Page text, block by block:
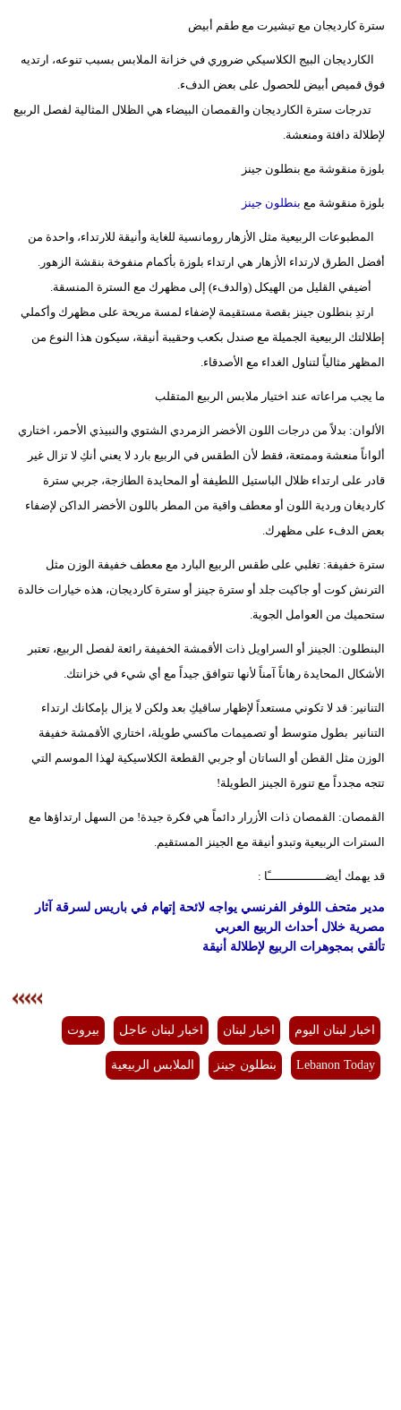
سترة كارديجان مع تيشيرت مع طقم أبيض
الكارديجان البيج الكلاسيكي ضروري في خزانة الملابس بسبب تنوعه، ارتديه
فوق قميص أبيض للحصول على بعض الدفء.
تدرجات سترة الكارديجان والقمصان البيضاء هي الظلال المثالية لفصل الربيع
لإطلالة دافئة ومنعشة.
بلوزة منقوشة مع بنطلون جينز
بلوزة منقوشة مع بنطلون جينز
المطبوعات الربيعية مثل الأزهار رومانسية للغاية وأنيقة للارتداء، واحدة من
أفضل الطرق لارتداء الأزهار هي ارتداء بلوزة بأكمام منفوخة بنقشة الزهور.
أضيفي القليل من الهيكل (والدفء) إلى مظهرك مع السترة المنسقة.
ارتدِ بنطلون جينز بقصة مستقيمة لإضفاء لمسة مريحة على مظهرك وأكملي
إطلالتك الربيعية الجميلة مع صندل بكعب وحقيبة أنيقة، سيكون هذا النوع من
المظهر مثالياً لتناول الغداء مع الأصدقاء.
ما يجب مراعاته عند اختيار ملابس الربيع المتقلب
الألوان: بدلاً من درجات اللون الأخضر الزمردي الشتوي والنبيذي الأحمر، اختاري
ألواناً منعشة وممتعة، فقط لأن الطقس في الربيع بارد لا يعني أنكِ لا تزال غير
قادر على ارتداء ظلال الباستيل اللطيفة أو المحايدة الطازجة، جربي سترة
كارديغان وردية اللون أو معطف واقية من المطر باللون الأخضر الداكن لإضفاء
بعض الدفء على مظهرك.
سترة خفيفة: تغلبي على طقس الربيع البارد مع معطف خفيفة الوزن مثل
الترنش كوت أو جاكيت جلد أو سترة جينز أو سترة كارديجان، هذه خيارات خالدة
ستحميك من العوامل الجوية.
البنطلون: الجينز أو السراويل ذات الأقمشة الخفيفة رائعة لفصل الربيع، تعتبر
الأشكال المحايدة رهاناً آمناً لأنها تتوافق جيداً مع أي شيء في خزانتك.
التنانير: قد لا تكوني مستعداً لإظهار ساقيكِ بعد ولكن لا يزال بإمكانك ارتداء
التنانير بطول متوسط ​​أو تصميمات ماكسي طويلة، اختاري الأقمشة خفيفة
الوزن مثل القطن أو الساتان أو جربي القطعة الكلاسيكية لهذا الموسم التي
تتجه مجدداً مع تنورة الجينز الطويلة!
القمصان: القمصان ذات الأزرار دائماً هي فكرة جيدة! من السهل ارتداؤها مع
السترات الربيعية وتبدو أنيقة مع الجينز المستقيم.
قد يهمك أيضــــــــــــــــًا :
مدير متحف اللوفر الفرنسي يواجه لائحة إتهام في باريس لسرقة آثار
مصرية خلال أحداث الربيع العربي
تألقي بمجوهرات الربيع لإطلالة أنيقة
اخبار لبنان اليوم اخبار لبنان اخبار لبنان عاجل بيروت
Lebanon Today بنطلون جينز الملابس الربيعية